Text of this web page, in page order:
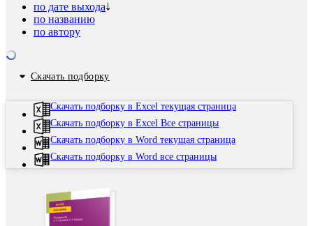
по дате выхода
по названию
по автору
Скачать подборку
Скачать подборку в Excel текущая страница
Скачать подборку в Excel Все страницы
Скачать подборку в Word текущая страница
Скачать подборку в Word все страницы